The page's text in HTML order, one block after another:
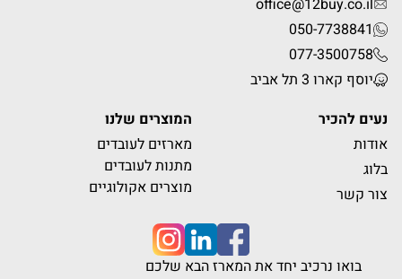
office@12buy.co.il
050-7738841
077-3500758
יוסף קארו 3 תל אביב
נעים להכיר
אודות
בלוג
צור קשר
המוצרים שלנו
מארזים לעובדים
מתנות לעובדים
מוצרים אקולוגיים
בואו נרכיב יחד את המארז הבא שלכם